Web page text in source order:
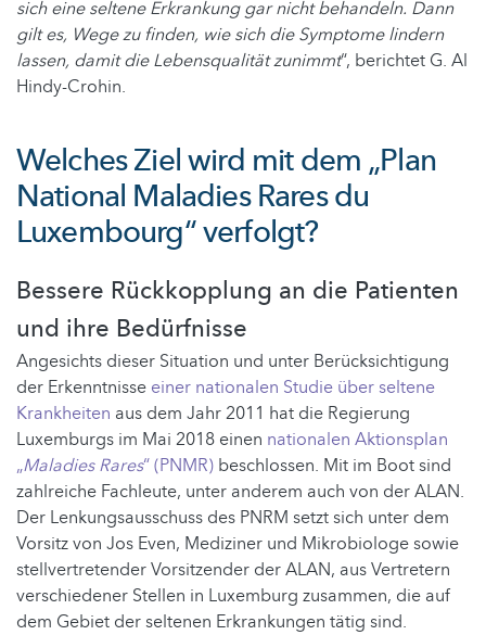
sich eine seltene Erkrankung gar nicht behandeln. Dann
gilt es, Wege zu finden, wie sich die Symptome lindern
lassen, damit die Lebensqualität zunimmt“, berichtet G. Al
Hindy-Crohin.
Welches Ziel wird mit dem „Plan
National Maladies Rares du
Luxembourg“ verfolgt?
Bessere Rückkopplung an die Patienten
und ihre Bedürfnisse
Angesichts dieser Situation und unter Berücksichtigung
der Erkenntnisse einer nationalen Studie über seltene
Krankheiten aus dem Jahr 2011 hat die Regierung
Luxemburgs im Mai 2018 einen nationalen Aktionsplan
„Maladies Rares“ (PNMR) beschlossen. Mit im Boot sind
zahlreiche Fachleute, unter anderem auch von der ALAN.
Der Lenkungsausschuss des PNRM setzt sich unter dem
Vorsitz von Jos Even, Mediziner und Mikrobiologe sowie
stellvertretender Vorsitzender der ALAN, aus Vertretern
verschiedener Stellen in Luxemburg zusammen, die auf
dem Gebiet der seltenen Erkrankungen tätig sind.